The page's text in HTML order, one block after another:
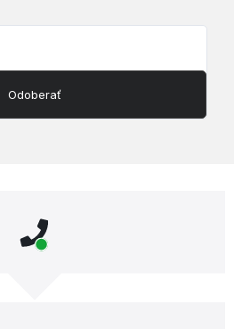
Odoberať